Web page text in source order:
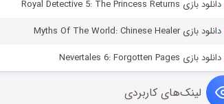
دانلود بازی Royal Detective 5: The Princess Returns
دانلود بازی Myths Of The World: Chinese Healer
دانلود بازی Nevertales 6: Forgotten Pages
لینک‌های کاربردی